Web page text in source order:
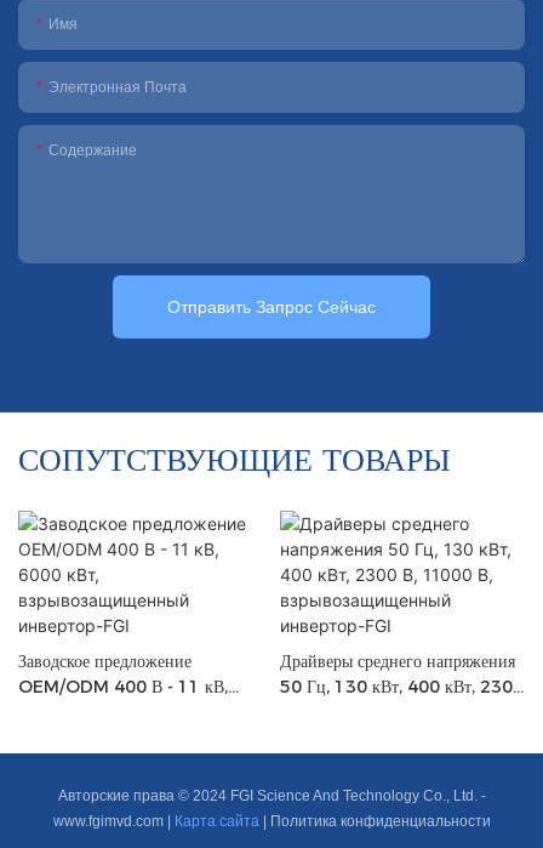
Имя
Электронная Почта
Содержание
Отправить Запрос Сейчас
СОПУТСТВУЮЩИЕ ТОВАРЫ
Заводское предложение
OEM/ODM 400 В - 11 кВ,
Драйверы среднего напряжения
50 Гц, 130 кВт, 400 кВт, 2300
Авторские права © 2024 FGI Science And Technology Co., Ltd. -
www.fgimvd.com
Карта сайта Политика конфиденциальности